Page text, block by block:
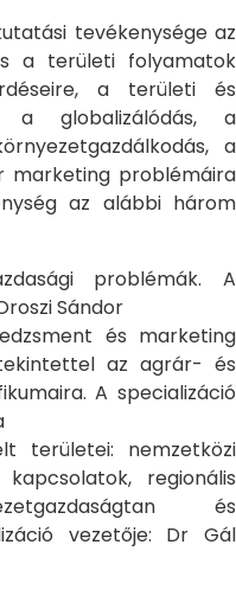
tevékenysége az
a területi folyamatok
a területi és
a globalizálódás, a
a
marketing problémáira
az alábbi három
problémák. A
Sándor
és marketing
az agrár- és
A specializáció
területei: nemzetközi
regionális
és
vezetője: Dr Gál